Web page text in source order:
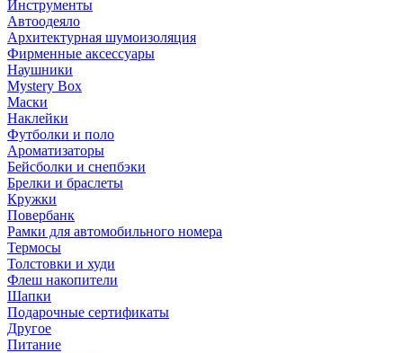
Инструменты
Автоодеяло
Архитектурная шумоизоляция
Фирменные аксессуары
Наушники
Mystery Box
Маски
Наклейки
Футболки и поло
Ароматизаторы
Бейсболки и снепбэки
Брелки и браслеты
Кружки
Повербанк
Рамки для автомобильного номера
Термосы
Толстовки и худи
Флеш накопители
Шапки
Подарочные сертификаты
Другое
Питание